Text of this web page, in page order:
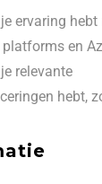
ervaring hebt
en
relevante
hebt,